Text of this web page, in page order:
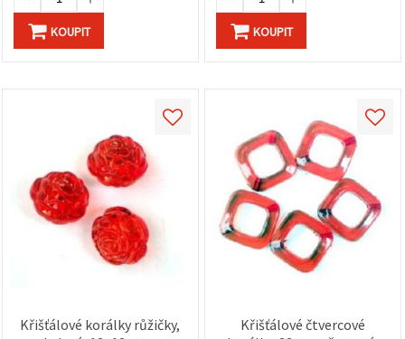
KOUPIT KOUPIT
Křišťálové korálky růžičky,
Křišťálové čtvercové